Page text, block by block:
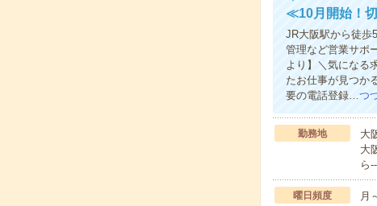
≪10月開始！
JR大阪駅から徒歩
管理など営業サポ
より】＼気になる
たお仕事が見つか
要の電話登録…つ
勤務地
大
大
ら
曜日頻度 月